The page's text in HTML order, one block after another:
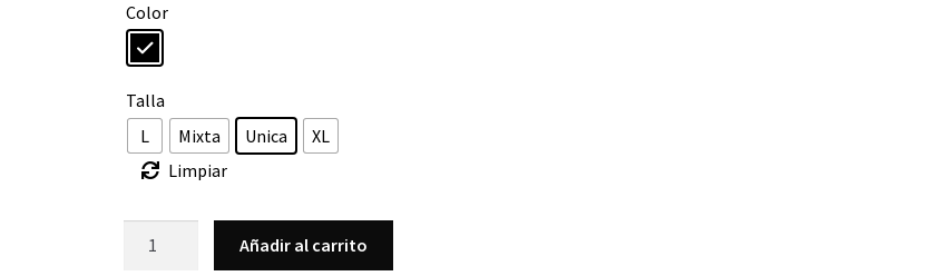
Color
Talla
L
Mixta Unica
XL
Limpiar
Añadir al carrito